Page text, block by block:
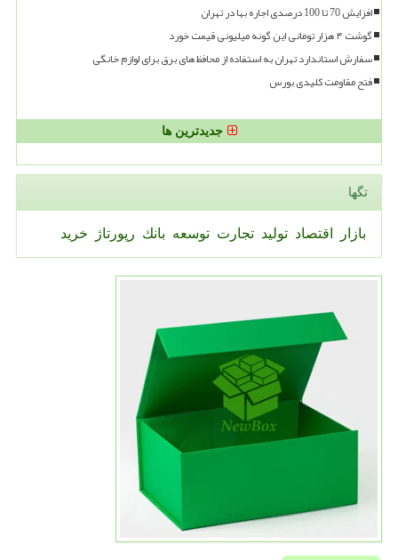
افزایش 70 تا 100 درصدی اجاره بها در تهران
گوشت ۴ هزار تومانی این گونه میلیونی قیمت خورد
سفارش استاندارد تهران به استفاده از محافظ های برق برای لوازم خانگی
فتح مقاومت کلیدی بورس
جدیدترین ها
تگها
بازار اقتصاد تولید تجارت توسعه بانك رپورتاژ خرید